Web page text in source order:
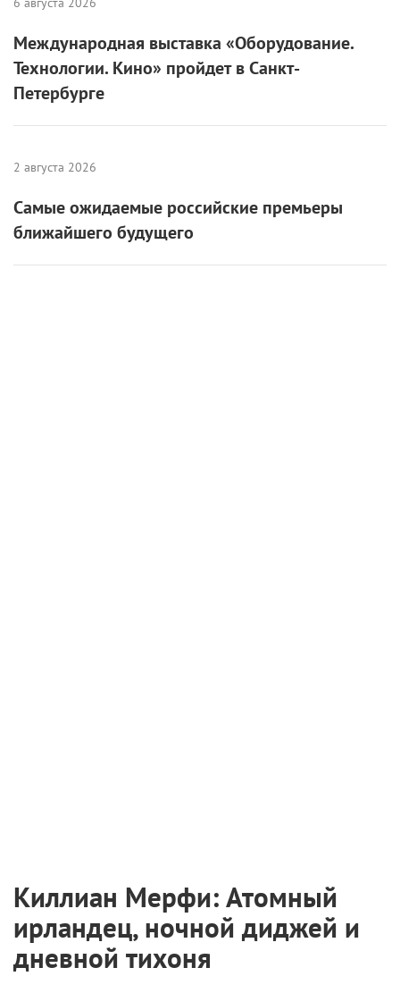
Международная выставка «Оборудование.
Технологии. Кино» пройдет в Санкт-
Петербурге
2 августа 2026
Самые ожидаемые российские премьеры
ближайшего будущего
Киллиан Мерфи: Атомный
ирландец, ночной диджей и
дневной тихоня